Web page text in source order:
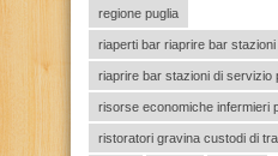
regione puglia
riaperti bar riaprire bar
riaprire bar stazioni di servizio
risorse economiche infermieri
ristoratori gravina custodi di